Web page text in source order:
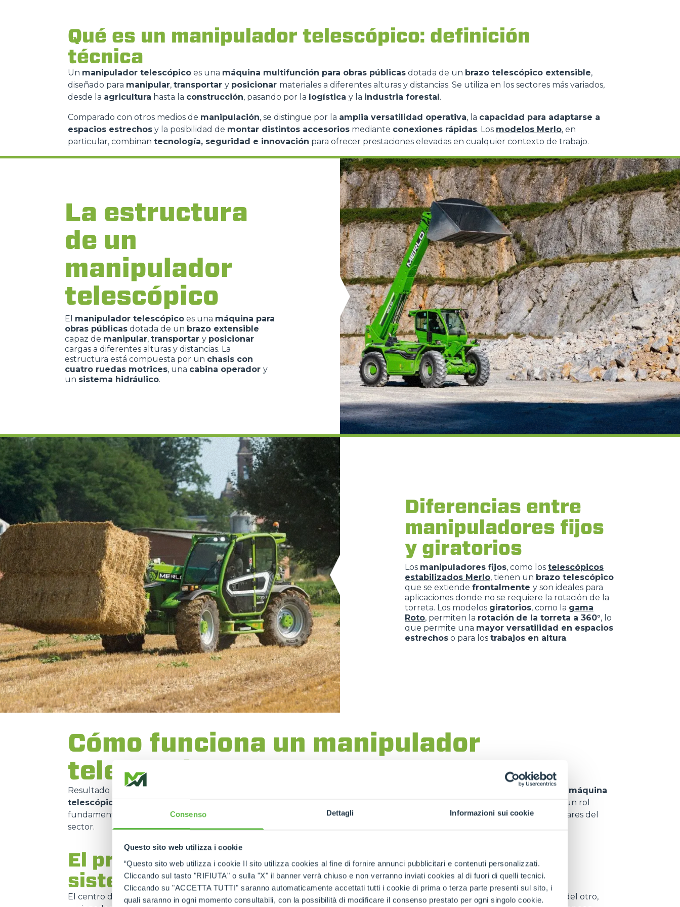
Consenso Dettagli Informazioni sui cookie
Questo sito web utilizza i cookie
“Questo sito web utilizza i cookie Il sito utilizza cookies al fine di fornire annunci pubblicitari e contenuti personalizzati.
Cliccando sul tasto "RIFIUTA" o sulla "X" il banner verrà chiuso e non verranno inviati cookies al di fuori di quelli tecnici.
Cliccando su "ACCETTA TUTTI" saranno automaticamente accettati tutti i cookie di prima o terza parte presenti sul sito, i
quali saranno in ogni momento consultabili, con la possibilità di modificare il consenso prestato per ogni singolo cookie.
DUMPER
ACCESSORIOS MUESTRA TODOS
HORCAS
HORCAS Y PINZAS
ESPECIAL
Qué es un manipulador telescópico: definición
técnica
Un manipulador telescópico es una máquina multifunción para obras públicas dotada de un brazo telescópico extensible,
diseñado para manipular, transportar y posicionar materiales a diferentes alturas y distancias. Se utiliza en los sectores más variados,
desde la agricultura hasta la construcción, pasando por la logística y la industria forestal.
Comparado con otros medios de manipulación, se distingue por la amplia versatilidad operativa, la capacidad para adaptarse a
espacios estrechos y la posibilidad de montar distintos accesorios mediante conexiones rápidas. Los modelos Merlo, en
particular, combinan tecnología, seguridad e innovación para ofrecer prestaciones elevadas en cualquier contexto de trabajo.
La estructura
de un
manipulador
telescópico
El manipulador telescópico es una máquina para
obras públicas dotada de un brazo extensible
capaz de manipular, transportar y posicionar
cargas a diferentes alturas y distancias. La
estructura está compuesta por un chasis con
cuatro ruedas motrices, una cabina operador y
un sistema hidráulico.
Diferencias entre
manipuladores fijos
y giratorios
Los manipuladores fijos, como los telescópicos
estabilizados Merlo, tienen un brazo telescópico
que se extiende frontalmente y son ideales para
aplicaciones donde no se requiere la rotación de la
torreta. Los modelos giratorios, como la gama
Roto, permiten la rotación de la torreta a 360°, lo
que permite una mayor versatilidad en espacios
estrechos o para los trabajos en altura.
Cómo funciona un manipulador
telescópico
Resultado de la exigencia de una carretilla elevadora y una plataforma aérea
máquina
telescópicaha evolucionado a lo largo de los años gracias a la continuainnovación tecnológica.Merloha desempeñado un rol
fundamental en el desarrollo desoluciones cada vez más avanzadas y seguras
, contribuyendo a definir nuevos estándares del
sector.
El principio de extensión telescópica del brazo,
sistemas de desplazamiento y control
El centro del funcionamiento es elbrazo telescópico, constituido por elementos tubulares que se desplazan uno dentro del otro,